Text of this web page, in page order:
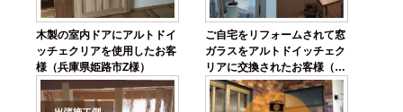
木製の室内ドアにアルトドイ
ッチェクリアを使用したお客
様（兵庫県姫路市Z様）
ご自宅をリフォームされて窓
ガラスをアルトドイッチェク
リアに交換されたお客様（兵
庫県神戸市K様）